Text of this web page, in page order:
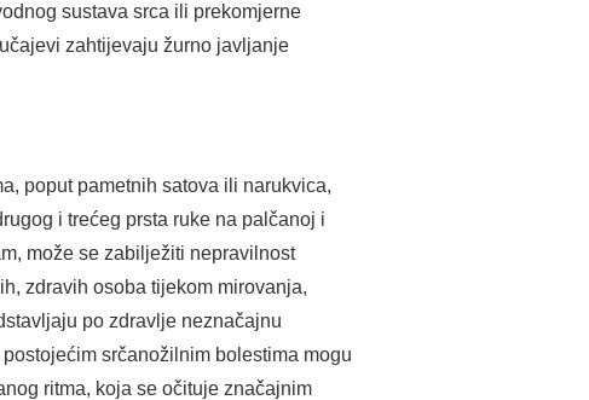
sustava srca ili prekomjerne
zahtijevaju žurno javljanje
poput pametnih satova ili narukvica,
i trećeg prsta ruke na palčanoj i
može se zabilježiti nepravilnost
zdravih osoba tijekom mirovanja,
po zdravlje neznačajnu
srčanožilnim bolestima mogu
ritma, koja se očituje značajnim